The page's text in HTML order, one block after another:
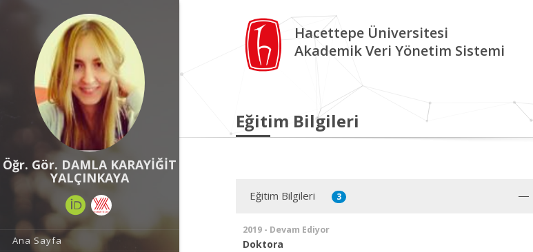
Öğr. Gör. DAMLA KARAYİĞİT
YALÇINKAYA
Ana Sayfa
Hacettepe Üniversitesi
Akademik Veri Yönetim Sistemi
Eğitim Bilgileri
Eğitim Bilgileri 3
2019 - Devam Ediyor
Doktora